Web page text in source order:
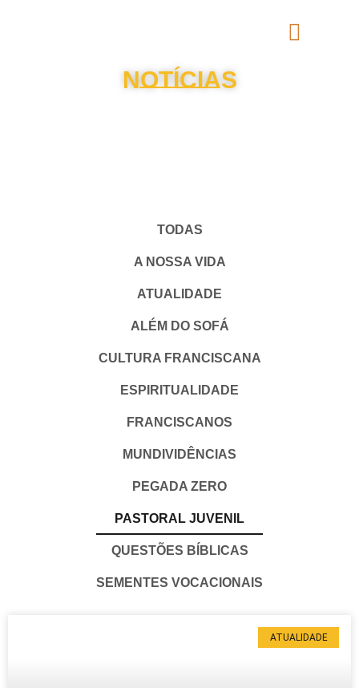
NOTÍCIAS
TODAS
A NOSSA VIDA
ATUALIDADE
ALÉM DO SOFÁ
CULTURA FRANCISCANA
ESPIRITUALIDADE
FRANCISCANOS
MUNDIVIDÊNCIAS
PEGADA ZERO
PASTORAL JUVENIL
QUESTÕES BÍBLICAS
SEMENTES VOCACIONAIS
ATUALIDADE